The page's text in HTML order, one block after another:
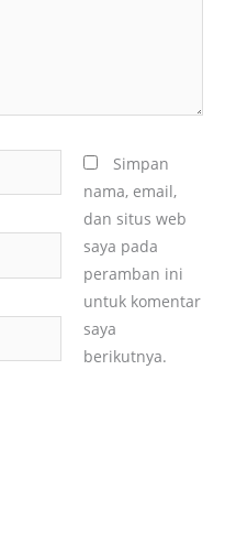
Simpan
nama, email,
dan situs web
saya pada
peramban ini
untuk komentar
saya
berikutnya.